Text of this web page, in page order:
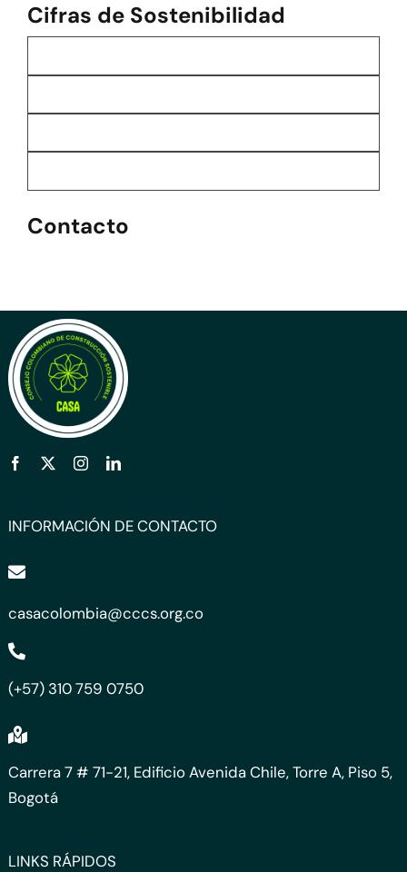
Cifras de Sostenibilidad
Contacto
INFORMACIÓN DE CONTACTO
casacolombia@cccs.org.co
(+57) 310 759 0750
Carrera 7 # 71-21, Edificio Avenida Chile, Torre A, Piso 5,
Bogotá
LINKS RÁPIDOS